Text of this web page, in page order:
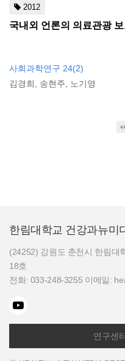
2012
국내외 언론의 의료관광
사회과학연구 24(2)
김경희, 송현주, 노기영
한림대학교 건강과뉴미
(24252) 강원도 춘천시 한림대
18호
전화: 033-248-3255 이메일:
연구센